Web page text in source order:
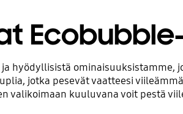
hyödyllisistä ominaisuuksistamme,
jotka pesevät vaatteesi
valikoimaan kuuluvana voit pestä